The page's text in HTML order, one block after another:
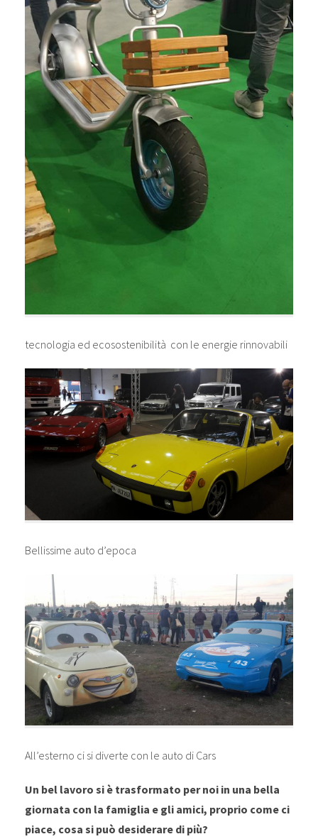
tecnologia ed ecosostenibilità con le energie rinnovabili
Bellissime auto d’epoca
All’esterno ci si diverte con le auto di Cars
Un bel lavoro si è trasformato per noi in una bella
giornata con la famiglia e gli amici, proprio come ci
piace, cosa si può desiderare di più?